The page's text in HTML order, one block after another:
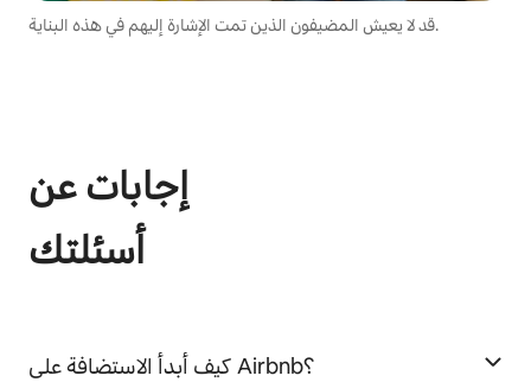
قد لا يعيش المضيفون الذين تمت الإشارة إليهم في هذه البناية.
إجابات عن
أسئلتك
كيف أبدأ الاستضافة على Airbnb؟